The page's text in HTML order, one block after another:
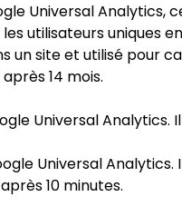
Universal Analytics,
utilisateurs
un site et utilisé pour
14 mois.
Universal
Universal
10 minutes.